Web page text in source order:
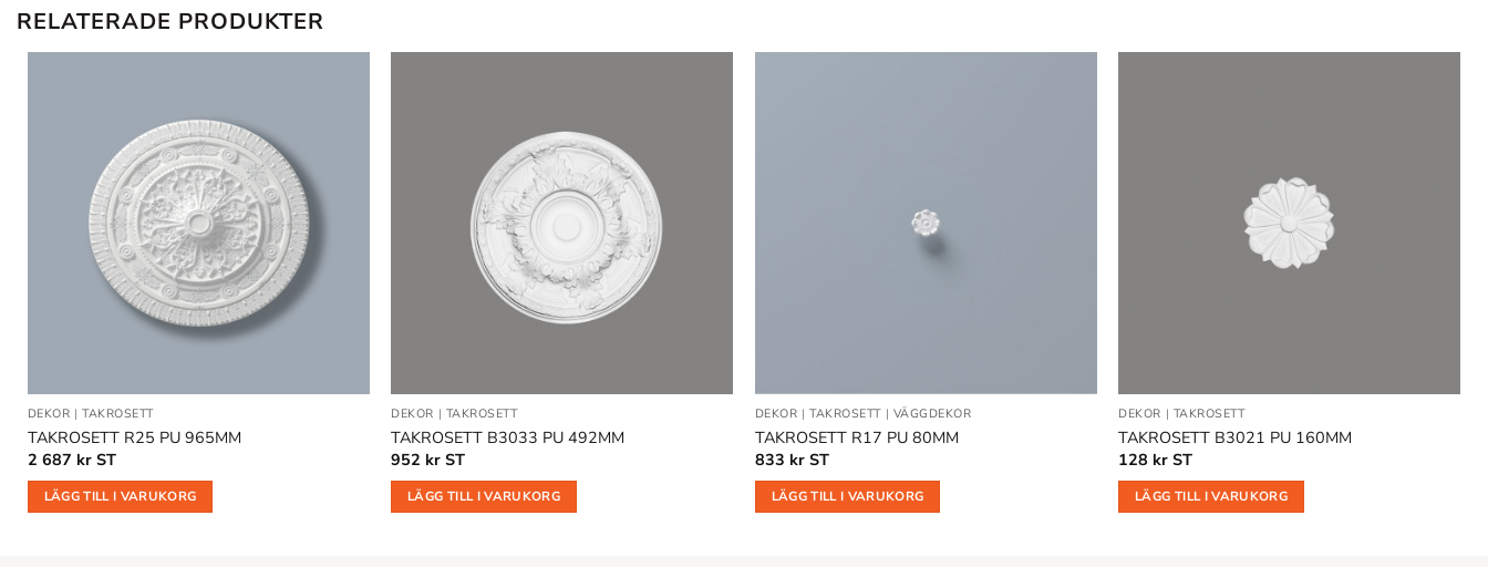
RELATERADE PRODUKTER
önskelistan
DEKOR |TAKROSETT
TAKROSETT R25 PU 965MM
2 687 kr ST
LÄGG TILL I VARUKORG
DEKOR | TAKROSETT
TAKROSETT B3033 PU 492MM
952 kr ST
LÄGG TILL I VARUKORG
DEKOR |TAKROSETT | VÄGGDEKOR
TAKROSETT R17 PU 80MM
833 kr ST
LÄGG TILL I VARUKORG
DEKOR | TAKROSETT
TAKROSETT B3021 PU 160MM
128 kr ST
LÄGG TILL I VARUKORG